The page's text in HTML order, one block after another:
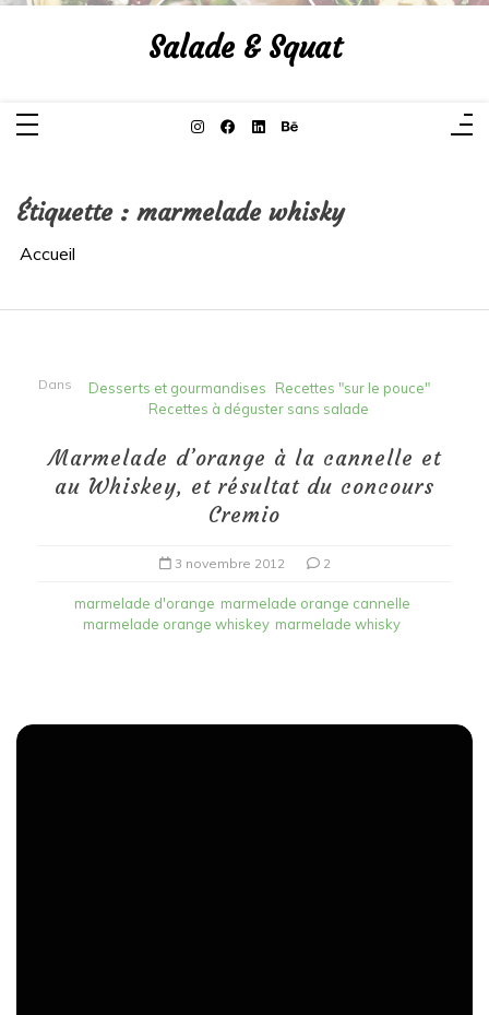
Aller
Salade & Squat
Étiquette : marmelade whisky
Accueil
Dans Desserts et gourmandises
Recettes "sur le pouce"
Recettes à déguster sans salade
Marmelade d’orange à la cannelle et
au Whiskey, et résultat du concours
Cremio
3 novembre 2012 2
marmelade d'orange marmelade orange cannelle
marmelade orange whiskey marmelade whisky